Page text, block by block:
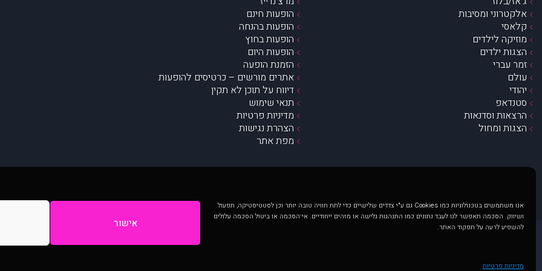
אנו משתמשים בטכנולוגיות כמו Cookies גם ע"י צדדים שלישיים כדי לתת חוויה טובה יותר וכן לסטטיסטיקה, תפעול
ושיווק. הסכמה תאפשר לנו לעבד נתונים כמו התנהגות גלישה או מזהים ייחודיים. אי־הסכמה או ביטול הסכמה עלולים
להשפיע לרעה על תפקוד האתר.
אישור
מדיניות פרטיות
אלקטרוני ומסיבות
קלאסי
מוזיקה לילדים
הצגות ילדים
זמר עברי
עולם
יהודי
סטנדאפ
הרצאות וסדנאות
הצגות ומחול
הופעות חינם
הופעות בהנחה
הופעות בחוץ
הופעות היום
הזמנת הופעה
אתרים מורשים – כרטיסים להופעות
דיווח על תוכן לא תקין
תנאי שימוש
מדיניות פרטיות
הצהרת נגישות
מפת אתר